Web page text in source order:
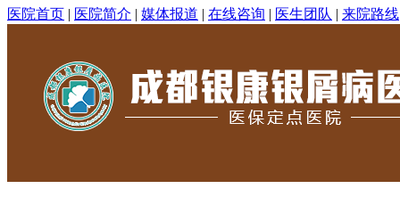
医院首页 | 医院简介 | 媒体报道 | 在线咨询 | 医生团队 | 来院路线